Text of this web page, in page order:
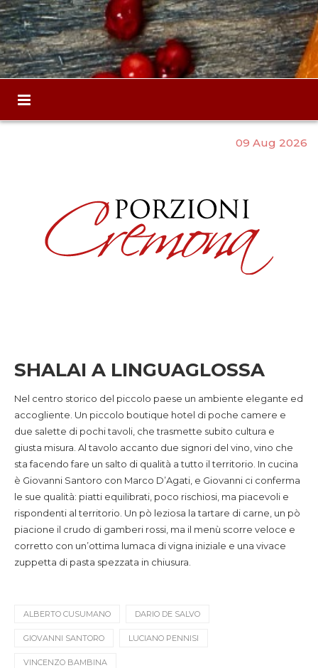
09 Aug 2026
SHALAI A LINGUAGLOSSA
Nel centro storico del piccolo paese un ambiente elegante ed
accogliente. Un piccolo boutique hotel di poche camere e
due salette di pochi tavoli, che trasmette subito cultura e
giusta misura. Al tavolo accanto due signori del vino, vino che
sta facendo fare un salto di qualità a tutto il territorio. In cucina
è Giovanni Santoro con Marco D’Agati, e Giovanni ci conferma
le sue qualità: piatti equilibrati, poco rischiosi, ma piacevoli e
rispondenti al territorio. Un pò leziosa la tartare di carne, un pò
piacione il crudo di gamberi rossi, ma il menù scorre veloce e
corretto con un’ottima lumaca di vigna iniziale e una vivace
zuppetta di pasta spezzata in chiusura.
ALBERTO CUSUMANO DARIO DE SALVO
GIOVANNI SANTORO LUCIANO PENNISI
VINCENZO BAMBINA